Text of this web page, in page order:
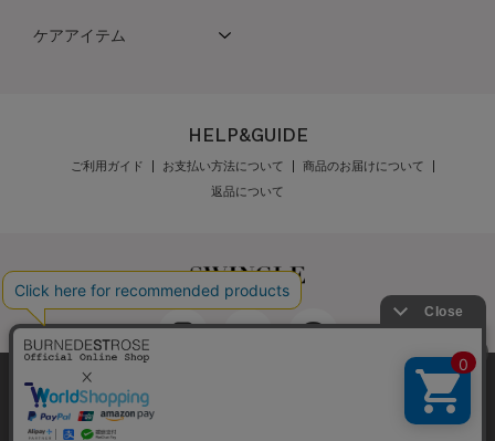
ケアアイテム
HELP&GUIDE
ご利用ガイド お支払い方法について
商品のお届けについて
返品について
メンバーズポイントプログラム規約
特定商取引法に基づく表示
弊社はCookieを利用し、Webの利便性向上に努め
ております。「承諾する」をクリックしていただ
くと、お客様に最適な内容を提供することが可能
承諾する
最新の在庫数は店舗へお電話下さい
実際の在庫数と異なる場合がございます。 最新の在庫状況について